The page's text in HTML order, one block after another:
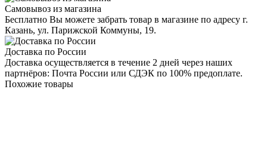
Самовывоз из магазина
Бесплатно Вы можете забрать товар в магазине по адресу г.
Казань, ул. Парижской Коммуны, 19.
Доставка по России
Доставка осуществляется в течение 2 дней через наших
партнёров: Почта России или СДЭК по 100% предоплате.
Похожие товары